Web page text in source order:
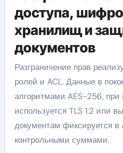
доступа,
хранилищ и
документов
Разграничение прав
ролей и ACL. Данные в
алгоритмами AES-256, при
используется TLS 1.2 или
документам фиксируется в
контрольными суммами.